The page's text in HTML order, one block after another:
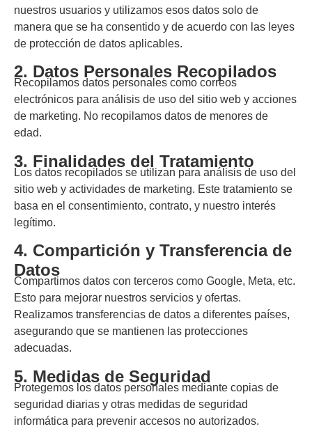
nuestros usuarios y utilizamos esos datos solo de
manera que se ha consentido y de acuerdo con las leyes
de protección de datos aplicables.
2. Datos Personales Recopilados
Recopilamos datos personales como correos
electrónicos para análisis de uso del sitio web y acciones
de marketing. No recopilamos datos de menores de
edad.
3. Finalidades del Tratamiento
Los datos recopilados se utilizan para análisis de uso del
sitio web y actividades de marketing. Este tratamiento se
basa en el consentimiento, contrato, y nuestro interés
legítimo.
4. Compartición y Transferencia de
Datos
Compartimos datos con terceros como Google, Meta, etc.
Esto para mejorar nuestros servicios y ofertas.
Realizamos transferencias de datos a diferentes países,
asegurando que se mantienen las protecciones
adecuadas.
5. Medidas de Seguridad
Protegemos los datos personales mediante copias de
seguridad diarias y otras medidas de seguridad
informática para prevenir accesos no autorizados.